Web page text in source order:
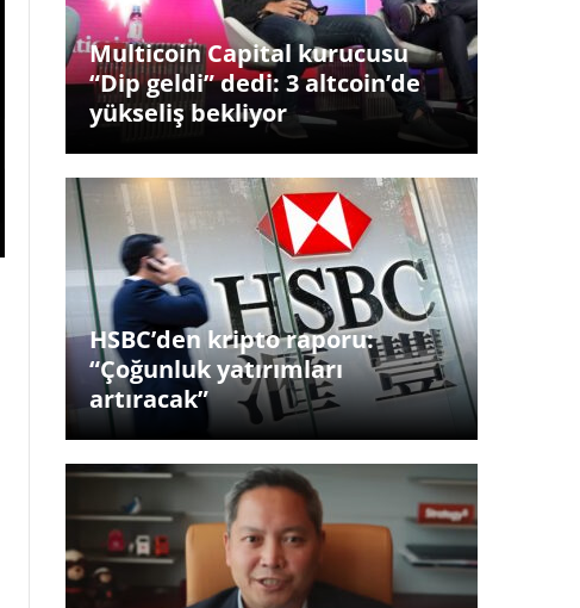
Multicoin Capital kurucusu
“Dip geldi” dedi: 3 altcoin’de
yükseliş bekliyor
HSBC’den kripto raporu:
“Çoğunluk yatırımları
artıracak”